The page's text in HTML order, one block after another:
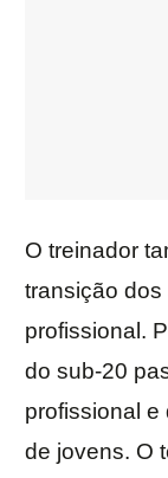
O treinador
transição
profissional.
do sub-20
profissional e
de jovens. O